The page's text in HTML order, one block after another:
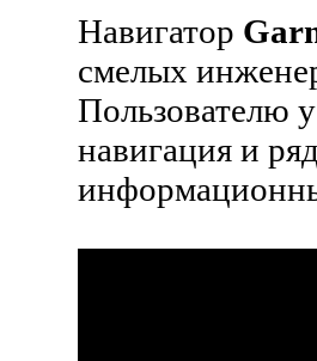
Навигатор
смелых
Пользователю
навигация и